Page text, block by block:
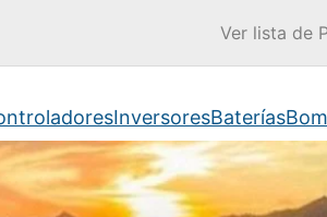
Ver lista de
InversoresBaterías